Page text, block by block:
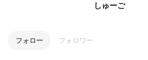
しゅーご
フォロー フォロワー